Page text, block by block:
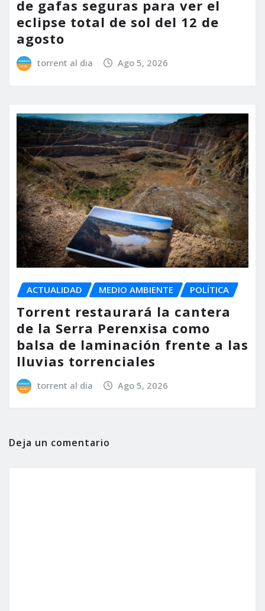
de gafas seguras para ver el
eclipse total de sol del 12 de
agosto
torrent al dia Ago 5, 2026
ACTUALIDAD MEDIO AMBIENTE POLÍTICA
Torrent restaurará la cantera
de la Serra Perenxisa como
balsa de laminación frente a las
lluvias torrenciales
torrent al dia Ago 5, 2026
Deja un comentario